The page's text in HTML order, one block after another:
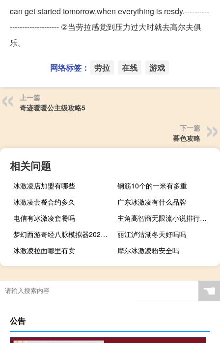
can get started tomorrow,when everything is resdy.----------
-------------------- ②当劳拉感觉到压力过大时就去高尔夫俱
乐。
网络标签： 劳拉 在线 游戏
上一篇
奇迹暖暖公主级攻略5
下一篇
暮色攻略
相关问题
冰激凌店加盟有哪些
钢筋10个的一米有多重
冰激凌套餐合约多久
广东冰激凌有什么品牌
电信有冰激凌套餐吗
主角高智商无限流小说排行榜（主角高智商无限流小说）
梦幻西游奇经八脉模拟器2021 V1.1.04 绿色免费版（梦幻西游奇经八脉模拟器2021 V1.1.04 绿色免费版功能简介）
丽江泸沽湖冬天好吗吗
冰激凌拉面哪里有卖
摩尔冰激凌粉安全吗
☚
公告